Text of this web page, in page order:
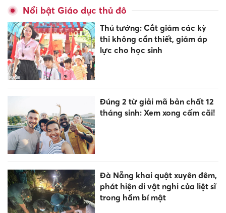
Nổi bật Giáo dục thủ đô
Thủ tướng: Cắt giảm các kỳ
thi không cần thiết, giảm áp
lực cho học sinh
Đúng 2 từ giải mã bản chất 12
tháng sinh: Xem xong cấm cãi!
Đà Nẵng khai quật xuyên đêm,
phát hiện di vật nghi của liệt sĩ
trong hầm bí mật